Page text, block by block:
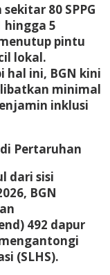
80 SPPG
hingga 5
pintu
lokal.
hal ini, BGN kini
minimal
inklusi
Pertaruhan
dari sisi
BGN
492 dapur
(SLHS).